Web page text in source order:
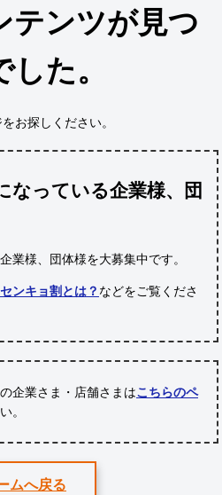
テンツが見つ
た。
お探しください。
なっている企業様、団
業様、団体様を大募集中です。
センキョ割とは？ などをご覧くださ
企業さま・店舗さまはこちらのペ
。
ムへ戻る